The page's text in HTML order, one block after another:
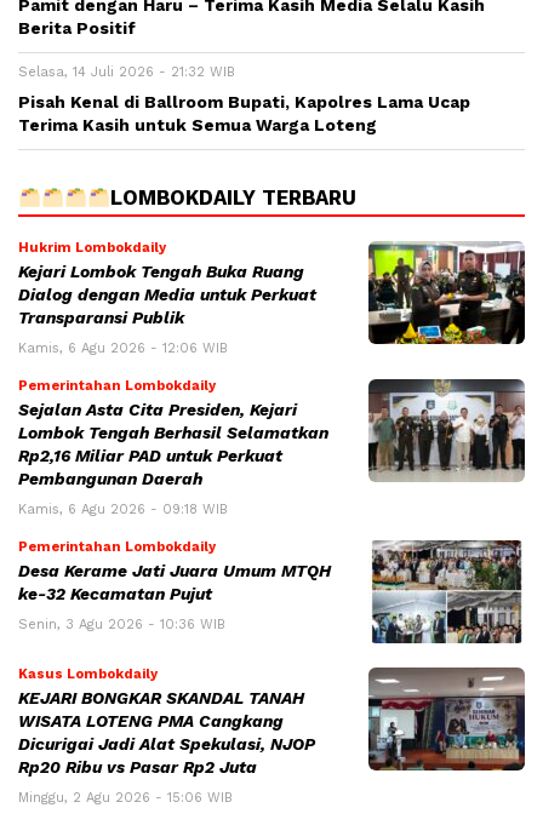
Pamit dengan Haru – Terima Kasih Media Selalu Kasih
Berita Positif
Selasa, 14 Juli 2026 - 21:32 WIB
Pisah Kenal di Ballroom Bupati, Kapolres Lama Ucap
Terima Kasih untuk Semua Warga Loteng
LOMBOKDAILY TERBARU
Hukrim Lombokdaily
Kejari Lombok Tengah Buka Ruang
Dialog dengan Media untuk Perkuat
Transparansi Publik
Kamis, 6 Agu 2026 - 12:06 WIB
Pemerintahan Lombokdaily
Sejalan Asta Cita Presiden, Kejari
Lombok Tengah Berhasil Selamatkan
Rp2,16 Miliar PAD untuk Perkuat
Pembangunan Daerah
Kamis, 6 Agu 2026 - 09:18 WIB
Pemerintahan Lombokdaily
Desa Kerame Jati Juara Umum MTQH
ke-32 Kecamatan Pujut
Senin, 3 Agu 2026 - 10:36 WIB
Kasus Lombokdaily
KEJARI BONGKAR SKANDAL TANAH
WISATA LOTENG PMA Cangkang
Dicurigai Jadi Alat Spekulasi, NJOP
Rp20 Ribu vs Pasar Rp2 Juta
Minggu, 2 Agu 2026 - 15:06 WIB